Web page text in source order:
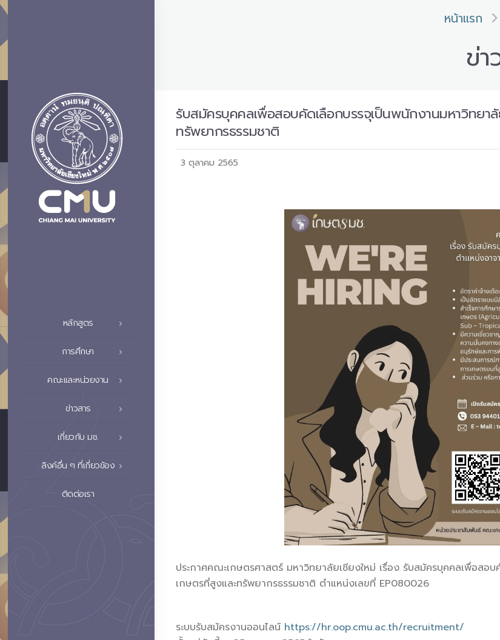
หลักสูตร
การศึกษา
คณะและหน่วยงาน
ข่าวสาร
เกี่ยวกับ มช.
ลิงค์อื่น ๆ ที่เกี่ยวข้อง
ติดต่อเรา
หน้าแรก
ข่า
รับสมัครบุคคลเพื่อสอบคัดเลือกบรรจุเป็นพนักงานมหาวิทย
ทรัพยากรธรรมชาติ
3 ตุลาคม 2565
ประกาศคณะเกษตรศาสตร์ มหาวิทยาลัยเชียงใหม่ เรื่อง รับสมัครบุคคลเพื่อส
เกษตรที่สูงและทรัพยากรธรรมชาติ ตำแหน่งเลขที่ EP080026
ระบบรับสมัครงานออนไลน์ https://hr.oop.cmu.ac.th/recruitment/